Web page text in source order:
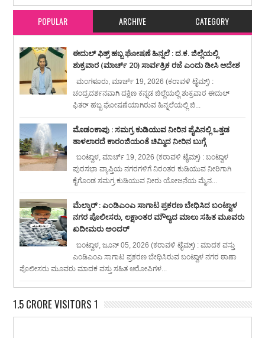
POPULAR ARCHIVE CATEGORY
ಈದುಲ್ ಫಿತ್ರ್ ಹಬ್ಬ ಘೋಷಣೆ ಹಿನ್ನಲೆ : ದ.ಕ. ಜಿಲ್ಲೆಯಲ್ಲಿ
ಶುಕ್ರವಾರ (ಮಾರ್ಚ್ 20) ಸಾರ್ವತ್ರಿಕ ರಜೆ ಎಂದು ಡೀಸಿ ಆದೇಶ
ಮಂಗಳೂರು, ಮಾರ್ಚ್ 19, 2026 (ಕರಾವಳಿ ಟೈಮ್ಸ್) :
ಚಂದ್ರದರ್ಶನವಾಗಿ ದಕ್ಷಿಣ ಕನ್ನಡ ಜಿಲ್ಲೆಯಲ್ಲಿ ಶುಕ್ರವಾರ ಈದುಲ್
ಫಿತರ್ ಹಬ್ಬ ಘೋಷಣೆಯಾಗಿರುವ ಹಿನ್ನಲೆಯಲ್ಲಿ ಜಿ...
ಮೊಡಂಕಾಪು : ಸಮಗ್ರ ಕುಡಿಯುವ ನೀರಿನ ಪೈಪಿನಲ್ಲಿ ಒತ್ತಡ
ತಾಳಲಾರದೆ ಕಾರಂಜಿಯಂತೆ ಚಿಮ್ಮಿದ ನೀರಿನ ಬುಗ್ಗೆ
ಬಂಟ್ವಾಳ, ಮಾರ್ಚ್ 19, 2026 (ಕರಾವಳಿ ಟೈಮ್ಸ್) : ಬಂಟ್ವಾಳ
ಪುರಸಭಾ ವ್ಯಾಪ್ತಿಯ ನಗರಗಳಿಗೆ ನಿರಂತರ ಕುಡಿಯುವ ನೀರಿಗಾಗಿ
ಕೈಗೊಂಡ ಸಮಗ್ರ ಕುಡಿಯುವ ನೀರು ಯೋಜನೆಯ ಮೈನ...
ಮೆಲ್ಕಾರ್ : ಎಂಡಿಎಂಎ ಸಾಗಾಟ ಪ್ರಕರಣ ಬೇಧಿಸಿದ ಬಂಟ್ವಾಳ
ನಗರ ಪೊಲೀಸರು, ಲಕ್ಷಾಂತರ ಮೌಲ್ಯದ ಮಾಲು ಸಹಿತ ಮೂವರು
ಖದೀಮರು ಅಂದರ್
ಬಂಟ್ವಾಳ, ಜೂನ್ 05, 2026 (ಕರಾವಳಿ ಟೈಮ್ಸ್) : ಮಾದಕ ವಸ್ತು
ಎಂಡಿಎಂಎ ಸಾಗಾಟ ಪ್ರಕರಣ ಬೇಧಿಸಿರುವ ಬಂಟ್ವಾಳ ನಗರ ಠಾಣಾ
ಪೊಲೀಸರು ಮೂವರು ಮಾದಕ ವಸ್ತು ಸಹಿತ ಆರೋಪಿಗಳ...
1.5 CRORE VISITORS 1